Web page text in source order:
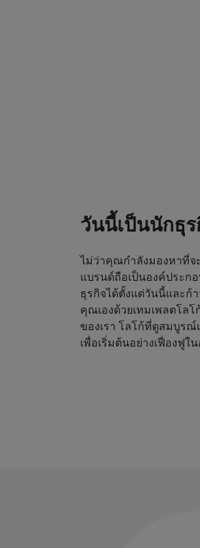
วันนี้เป็นนักธุร
ไม่ว่าคุณกำลังมองหาที่จ
แบรนด์ถือเป็นองค์ประ
ธุรกิจได้ตั้งแต่วันนี้และก้
คุณเองด้วยเทมเพลตโล
ของเรา โลโก้ที่ดูสมบูร
เพื่อเริ่มต้นอย่างเฟื่องฟู